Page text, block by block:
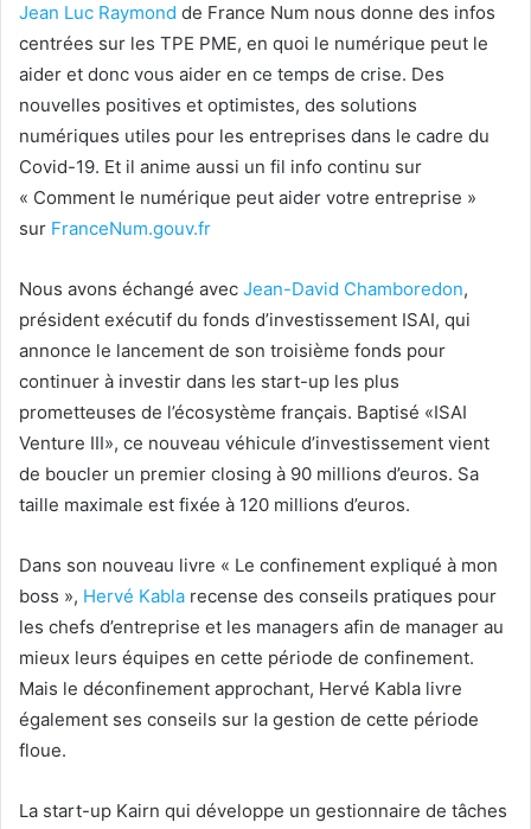
Jean Luc Raymond de France Num nous donne des infos
centrées sur les TPE PME, en quoi le numérique peut le
aider et donc vous aider en ce temps de crise. Des
nouvelles positives et optimistes, des solutions
numériques utiles pour les entreprises dans le cadre du
Covid-19. Et il anime aussi un fil info continu sur
« Comment le numérique peut aider votre entreprise »
sur FranceNum.gouv.fr
Nous avons échangé avec Jean-David Chamboredon,
président exécutif du fonds d’investissement ISAI, qui
annonce le lancement de son troisième fonds pour
continuer à investir dans les start-up les plus
prometteuses de l’écosystème français. Baptisé «ISAI
Venture III», ce nouveau véhicule d’investissement vient
de boucler un premier closing à 90 millions d’euros. Sa
taille maximale est fixée à 120 millions d’euros.
Dans son nouveau livre « Le confinement expliqué à mon
boss », Hervé Kabla recense des conseils pratiques pour
les chefs d’entreprise et les managers afin de manager au
mieux leurs équipes en cette période de confinement.
Mais le déconfinement approchant, Hervé Kabla livre
également ses conseils sur la gestion de cette période
floue.
La start-up Kairn qui développe un gestionnaire de tâches